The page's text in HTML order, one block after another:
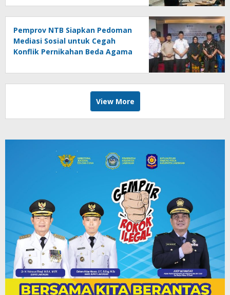
Pemprov NTB Siapkan Pedoman
Mediasi Sosial untuk Cegah
Konflik Pernikahan Beda Agama
View More